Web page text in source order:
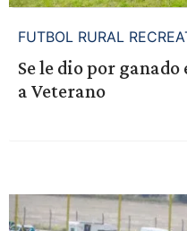
FUTBOL RURAL
Se le dio por
a Veterano